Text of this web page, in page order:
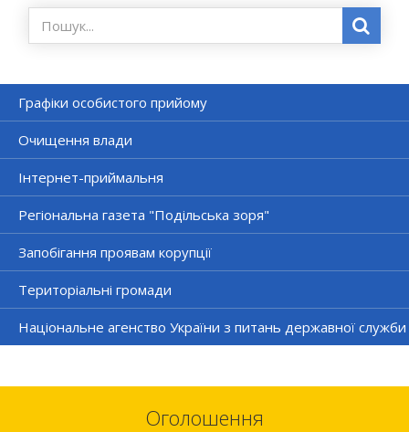
Графіки особистого прийому
Очищення влади
Інтернет-приймальня
Регіональна газета "Подільська зоря"
Запобігання проявам корупції
Територіальні громади
Національне агенство України з питань державної служби
Оголошення